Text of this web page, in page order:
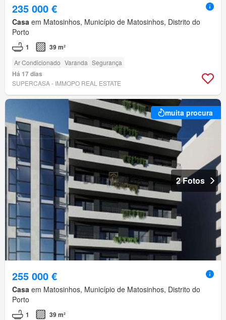
235 000 €
Casa em Matosinhos, Município de Matosinhos, Distrito do
Porto
1 39 m²
Ar Condicionado Varanda Segurança
Há 17 dias
SUPERCASA - IMMOPO REAL ESTATE
muita procura
2 Fotos
255 000 €
Casa em Matosinhos, Município de Matosinhos, Distrito do
Porto
1 39 m²